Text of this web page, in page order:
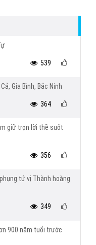
539
Gia Bình, Bắc Ninh
364
giữ trọn lời thề suốt
356
tứ vị Thành hoàng
349
900 năm tuổi trước